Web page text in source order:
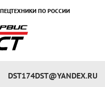
ПО РОССИИ
DST174DST@YANDEX.RU